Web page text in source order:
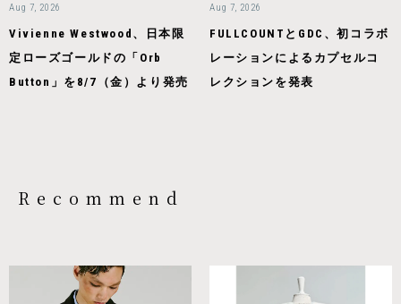
Aug 7, 2026
Vivienne Westwood、日本限
定ローズゴールドの「Orb
Button」を8/7（金）より発売
Aug 7, 2026
FULLCOUNTとGDC、初コラボ
レーションによるカプセルコ
レクションを発表
Recommend